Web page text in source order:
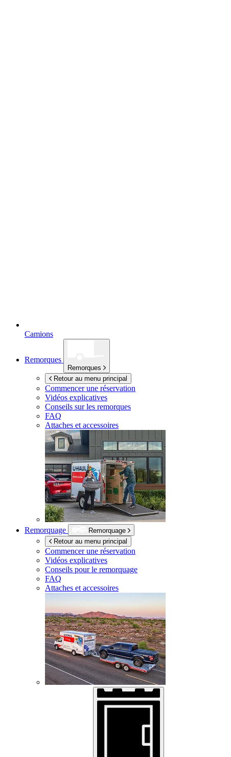
Camions
Remorques
Remorques
Retour au menu principal
Commencer une réservation
Vidéos explicatives
Conseils sur les remorques
FAQ
Attaches et accessoires
Remorquage
Remorquage
Retour au menu principal
Commencer une réservation
Vidéos explicatives
Conseils pour le remorquage
FAQ
Attaches et accessoires